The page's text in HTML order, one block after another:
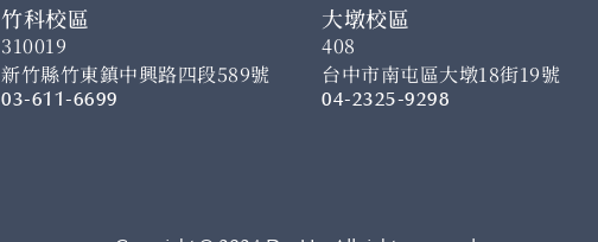
竹科校區
310019
新竹縣竹東鎮中興路四段589號
03-611-6699
大墩校區
408
台中市南屯區大墩18街19號
04-2325-9298